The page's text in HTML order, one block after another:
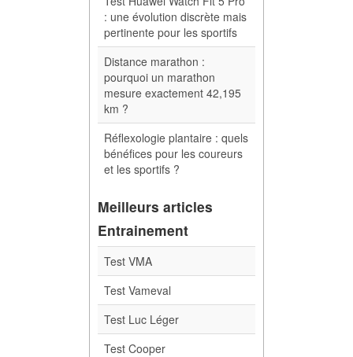
: une évolution discrète mais
pertinente pour les sportifs
Distance marathon :
pourquoi un marathon
mesure exactement 42,195
km ?
Réflexologie plantaire : quels
bénéfices pour les coureurs
et les sportifs ?
Meilleurs articles
Entrainement
Test VMA
Test Vameval
Test Luc Léger
Test Cooper